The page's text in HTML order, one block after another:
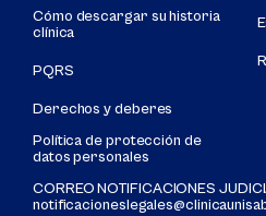
Cómo descargar su historia
clínica
PQRS
Derechos y deberes
Política de protección de
datos personales
CORREO NOTIFICACIONES